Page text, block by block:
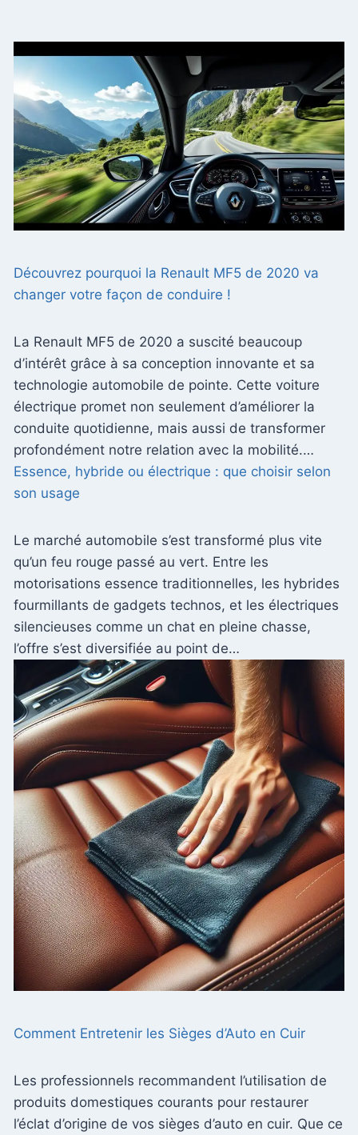
Découvrez pourquoi la Renault MF5 de 2020 va
changer votre façon de conduire !
La Renault MF5 de 2020 a suscité beaucoup
d’intérêt grâce à sa conception innovante et sa
technologie automobile de pointe. Cette voiture
électrique promet non seulement d’améliorer la
conduite quotidienne, mais aussi de transformer
profondément notre relation avec la mobilité.…
Essence, hybride ou électrique : que choisir selon
son usage
Le marché automobile s’est transformé plus vite
qu’un feu rouge passé au vert. Entre les
motorisations essence traditionnelles, les hybrides
fourmillants de gadgets technos, et les électriques
silencieuses comme un chat en pleine chasse,
l’offre s’est diversifiée au point de…
Comment Entretenir les Sièges d’Auto en Cuir
Les professionnels recommandent l’utilisation de
produits domestiques courants pour restaurer
l’éclat d’origine de vos sièges d’auto en cuir. Que ce